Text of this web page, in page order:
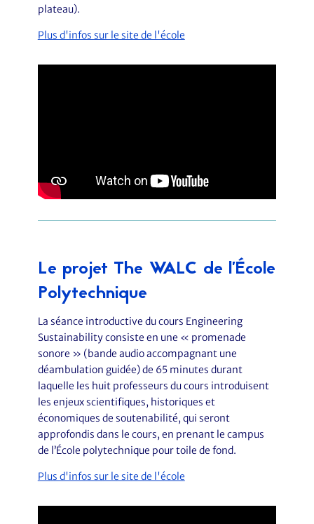
plateau).
Plus d'infos sur le site de l'école
Le projet The WALC de l’École
Polytechnique
La séance introductive du cours Engineering
Sustainability consiste en une « promenade
sonore » (bande audio accompagnant une
déambulation guidée) de 65 minutes durant
laquelle les huit professeurs du cours introduisent
les enjeux scientifiques, historiques et
économiques de soutenabilité, qui seront
approfondis dans le cours, en prenant le campus
de l’École polytechnique pour toile de fond.
Plus d'infos sur le site de l'école